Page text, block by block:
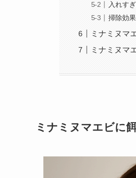
入れす
掃除効
ミナミヌマ
ミナミヌマ
ミナミヌマエビに